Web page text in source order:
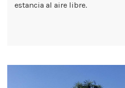
estancia al aire libre.